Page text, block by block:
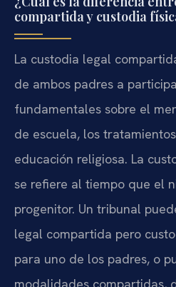
compartida y custodia
La custodia legal
de ambos padres a
fundamentales sobre el
de escuela, los
educación religiosa. La
se refiere al tiempo que el
progenitor. Un tribunal
legal compartida pero
para uno de los padres, o